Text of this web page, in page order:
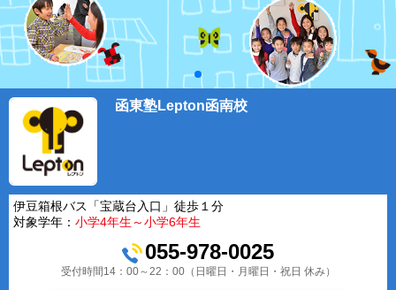
函東塾Lepton函南校
伊豆箱根バス「宝蔵台入口」徒歩１分
対象学年： 小学4年生～小学6年生
055-978-0025
受付時間14：00～22：00（日曜日・月曜日・祝日 休み）